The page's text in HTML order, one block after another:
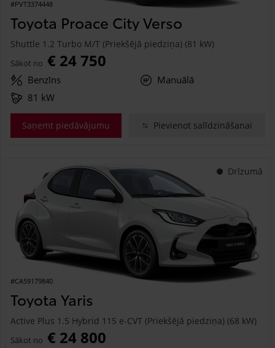
#PVT3374448
Toyota Proace City Verso
Shuttle 1.2 Turbo M/T (Priekšējā piedziņa) (81 kW)
Sākot no € 24 750
Benzīns
Manuālā
81 kW
Saņemt piedāvājumu Pievienot salīdzināšanai
Drīzumā
#CA59179840
Toyota Yaris
Active Plus 1.5 Hybrid 115 e-CVT (Priekšējā piedziņa) (68 kW)
Sākot no € 24 800